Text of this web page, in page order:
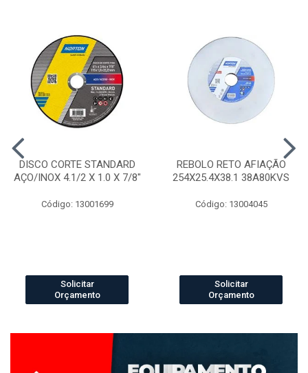
DISCO CORTE STANDARD
AÇO/INOX 4.1/2 X 1.0 X 7/8"
Código: 13001699
Solicitar
Orçamento
REBOLO RETO AFIAÇÃO
254X25.4X38.1 38A80KVS
Código: 13004045
Solicitar
Orçamento